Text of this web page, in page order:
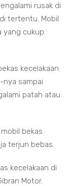
rusak di
tertentu. Mobil
yang cukup
kecelakaan
sampai
patah atau
bekas
terjun bebas.
kecelakaan di
Motor.